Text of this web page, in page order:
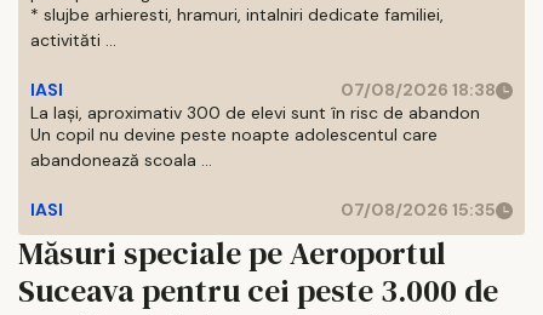
* slujbe arhieresti, hramuri, intalniri dedicate familiei,
activităti ...
IASI
07/08/2026 18:38
La Iași, aproximativ 300 de elevi sunt în risc de abandon
Un copil nu devine peste noapte adolescentul care
abandonează scoala ...
IASI 07/08/2026 15:35
Măsuri speciale pe Aeroportul
Suceava pentru cei peste 3.000 de